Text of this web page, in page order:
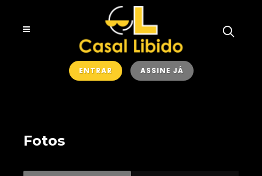
ENTRAR ASSINE JÁ
Fotos